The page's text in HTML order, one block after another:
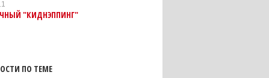
"КИДНЭППИНГ"
ПО ТЕМЕ